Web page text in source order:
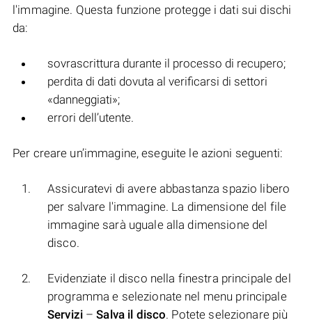
l'immagine. Questa funzione protegge i dati sui dischi
da:
sovrascrittura durante il processo di recupero;
perdita di dati dovuta al verificarsi di settori
«danneggiati»;
errori dell’utente.
Per creare un’immagine, eseguite le azioni seguenti:
Assicuratevi di avere abbastanza spazio libero
per salvare l'immagine. La dimensione del file
immagine sarà uguale alla dimensione del
disco.
Evidenziate il disco nella finestra principale del
programma e selezionate nel menu principale
Servizi–Salva il disco. Potete selezionare più